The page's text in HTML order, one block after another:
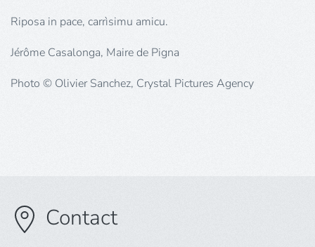
Riposa in pace, carrìsimu amicu.
Jérôme Casalonga, Maire de Pigna
Photo © Olivier Sanchez, Crystal Pictures Agency
Contact